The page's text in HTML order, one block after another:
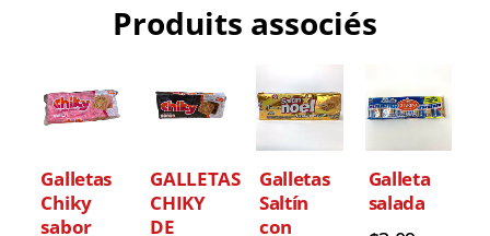
Produits associés
Galletas
Chiky
sabor
GALLETAS
CHIKY
DE
Galletas
Saltín
con
Galleta
salada